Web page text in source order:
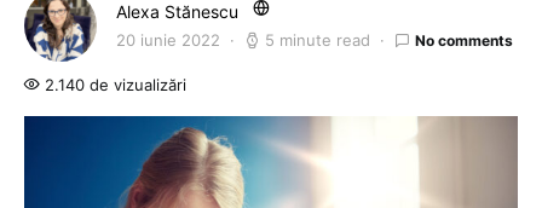
Alexa Stănescu
20 iunie 2022 5 minute read No comments
2.140 de vizualizări